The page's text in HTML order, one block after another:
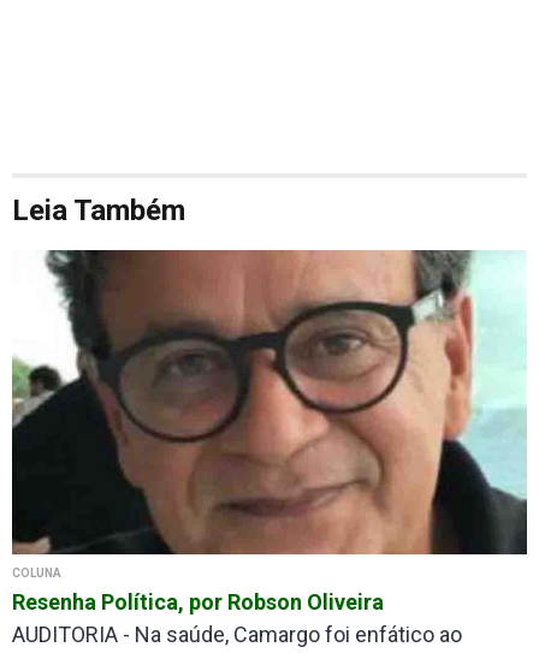
Leia Também
COLUNA
Resenha Política, por Robson Oliveira
AUDITORIA - Na saúde, Camargo foi enfático ao